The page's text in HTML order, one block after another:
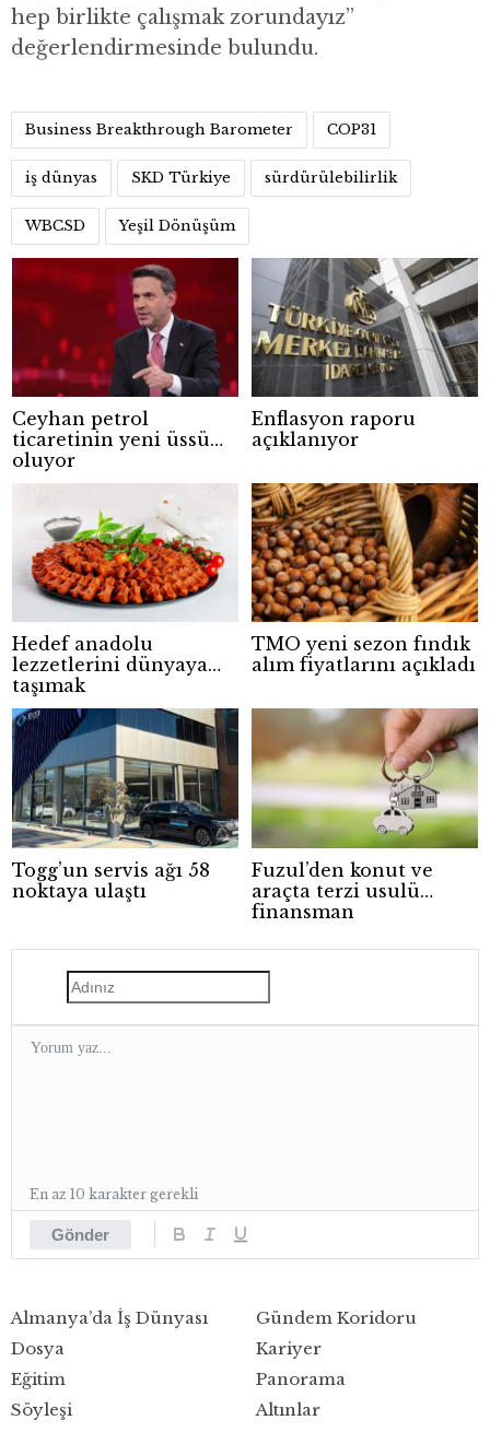
hep birlikte çalışmak zorundayız”
değerlendirmesinde bulundu.
Business Breakthrough Barometer COP31
iş dünyas SKD Türkiye sürdürülebilirlik
WBCSD Yeşil Dönüşüm
Ceyhan petrol
ticaretinin yeni üssü
oluyor
Enflasyon raporu
açıklanıyor
Hedef anadolu
lezzetlerini dünyaya
taşımak
TMO yeni sezon fındık
alım fiyatlarını açıkladı
Togg’un servis ağı 58
noktaya ulaştı
Fuzul’den konut ve
araçta terzi usulü
finansman
Gönder
En az 10 karakter gerekli
Almanya’da İş Dünyası
Dosya
Eğitim
Gündem Koridoru
Kariyer
Panorama
Söyleşi
Altınlar